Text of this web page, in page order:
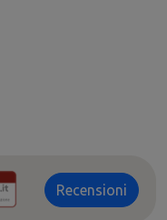
Recensioni